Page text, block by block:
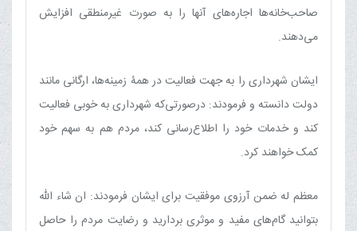
صاحب‌خانه‌ها اجاره‌های آنها را به صورت غیرمنطقی افزایش
می‌دهند.
ایشان شهرداری را به جهت فعالیت در همۀ زمینه‌ها، ارگانی مانند
دولت دانسته و فرمودند: درصورتی‌که شهرداری به خوبی فعالیت
کند و خدمات خود را اطلاع‌رسانی کند، مردم هم به سهم خود
کمک خواهند کرد.
معظم له ضمن آرزوی موفقیت برای ایشان فرمودند: ان شاء الله
بتوانید گام‌های مفید و موثری بردارید و رضایت مردم را حاصل